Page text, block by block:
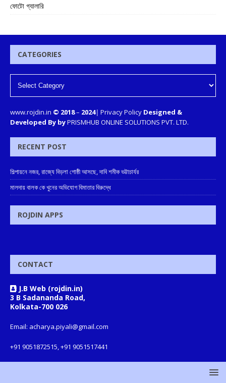
ফোটো গ্যালারি
CATEGORIES
www.rojdin.in © 2018– 2024| Privacy Policy Designed &
Developed By byPRISMHUB ONLINE SOLUTIONS PVT. LTD.
RECENT POST
শিল্পায়নে নজর, রাজ্যে বিড়লা গোষ্ঠী আসছে, দাবি শমীক ভট্টাচার্যর
মালদায় বালক কে খুনের অভিযোগ বিমাতার বিরুদ্ধে
ROJDIN APPS
CONTACT
J.B Web (rojdin.in)
3 B Sadananda Road,
Kolkata-700 026
Email: acharya.piyali@gmail.com
+91 9051872515, +91 9051517441